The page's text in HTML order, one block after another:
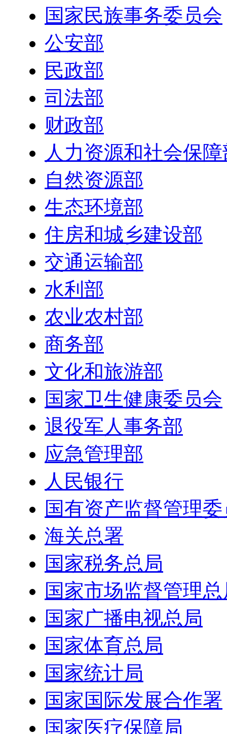
国家民族事务委员会
公安部
民政部
司法部
财政部
人力资源和社会保
自然资源部
生态环境部
住房和城乡建设部
交通运输部
水利部
农业农村部
商务部
文化和旅游部
国家卫生健康委员会
退役军人事务部
应急管理部
人民银行
国有资产监督管理
海关总署
国家税务总局
国家市场监督管理
国家广播电视总局
国家体育总局
国家统计局
国家国际发展合作署
国家医疗保障局